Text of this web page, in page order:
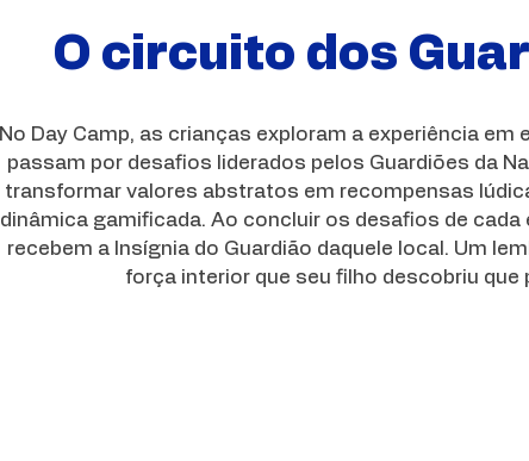
O circuito dos
No Day Camp, as crianças exploram a experiência em
passam por desafios liderados pelos Guardiões da
transformar valores abstratos em recompensas
dinâmica gamificada. Ao concluir os desafios de cada
recebem a Insígnia do Guardião daquele local. Um
força interior que seu filho descobriu que